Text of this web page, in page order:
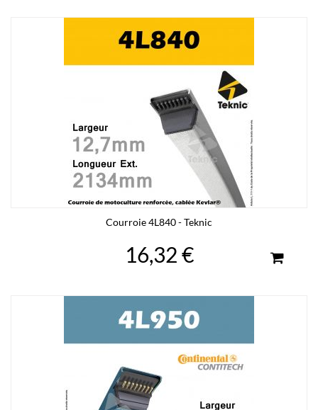
Courroie 4L840 - Teknic
16,32 €